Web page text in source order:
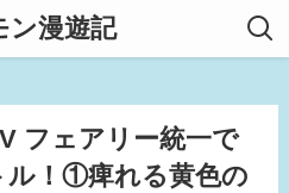
ン漫遊記
フェアリー統一で
ル！①痺れる黄色の